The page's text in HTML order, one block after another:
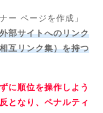
ー ページを作成」
部サイトへのリンク
互リンク集）を持つ
に順位を操作しよう
となり、ペナルティ